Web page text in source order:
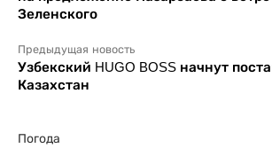
Зеленского
Предыдущая новость
Узбекский HUGO BOSS начнут
Казахстан
Погода